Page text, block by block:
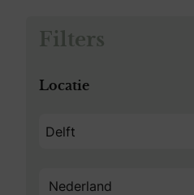
Filters
Locatie